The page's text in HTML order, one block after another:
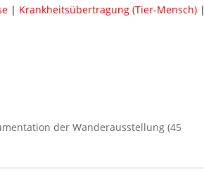
| Krankheitsübertragung (Tier-Mensch)|
der Wanderausstellung (45